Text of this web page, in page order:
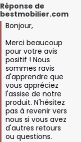
Réponse de
bestmobilier.com
Bonjour,
Merci beaucoup
pour votre avis
positif ! Nous
sommes ravis
d'apprendre que
vous appréciez
l'assise de notre
produit. N'hésitez
pas à revenir vers
nous si vous avez
d'autres retours
ou questions.